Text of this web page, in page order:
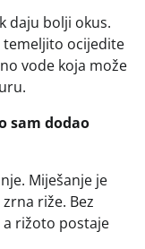
daju bolji okus.
ocijedite
vode koja može
sam dodao
Miješanje je
riže. Bez
rižoto postaje